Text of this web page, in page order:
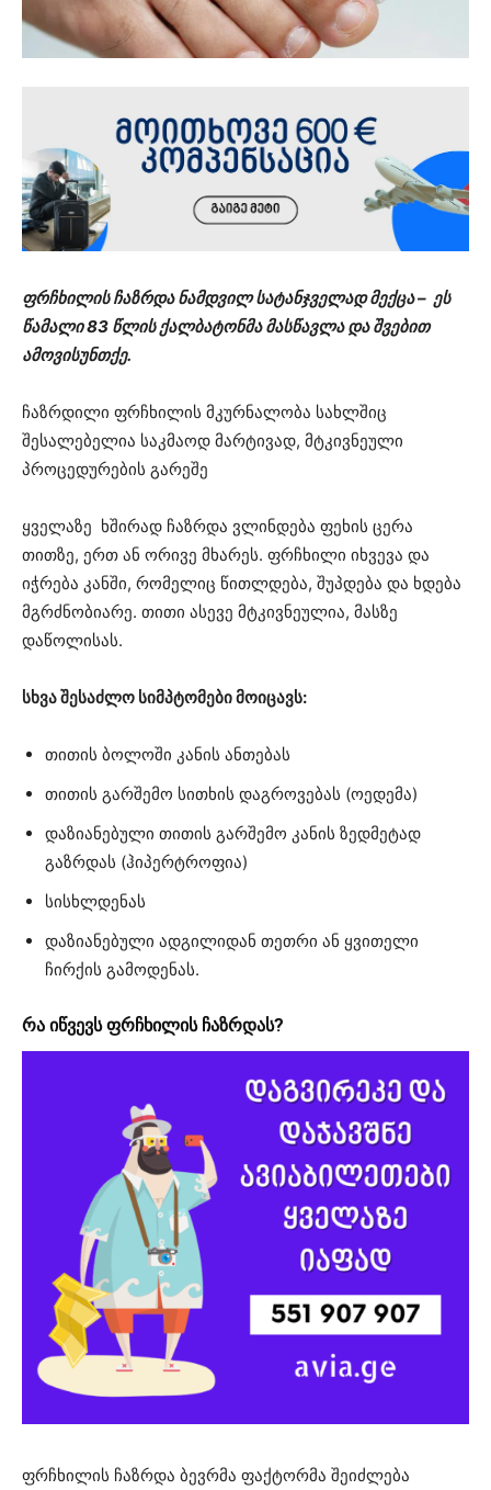
ფრჩხილის ჩაზრდა ნამდვილ სატანჯველად მექცა – ეს
წამალი 83 წლის ქალბატონმა მასწავლა და შვებით
ამოვისუნთქე.
ჩაზრდილი ფრჩხილის მკურნალობა სახლშიც
შესალებელია საკმაოდ მარტივად, მტკივნეული
პროცედურების გარეშე
ყველაზე ხშირად ჩაზრდა ვლინდება ფეხის ცერა
თითზე, ერთ ან ორივე მხარეს. ფრჩხილი იხვევა და
იჭრება კანში, რომელიც წითლდება, შუპდება და ხდება
მგრძნობიარე. თითი ასევე მტკივნეულია, მასზე
დაწოლისას.
სხვა შესაძლო სიმპტომები მოიცავს:
თითის ბოლოში კანის ანთებას
თითის გარშემო სითხის დაგროვებას (ოედემა)
დაზიანებული თითის გარშემო კანის ზედმეტად
გაზრდას (ჰიპერტროფია)
სისხლდენას
დაზიანებული ადგილიდან თეთრი ან ყვითელი
ჩირქის გამოდენას.
რა იწვევს ფრჩხილის ჩაზრდას?
ფრჩხილის ჩაზრდა ბევრმა ფაქტორმა შეიძლება